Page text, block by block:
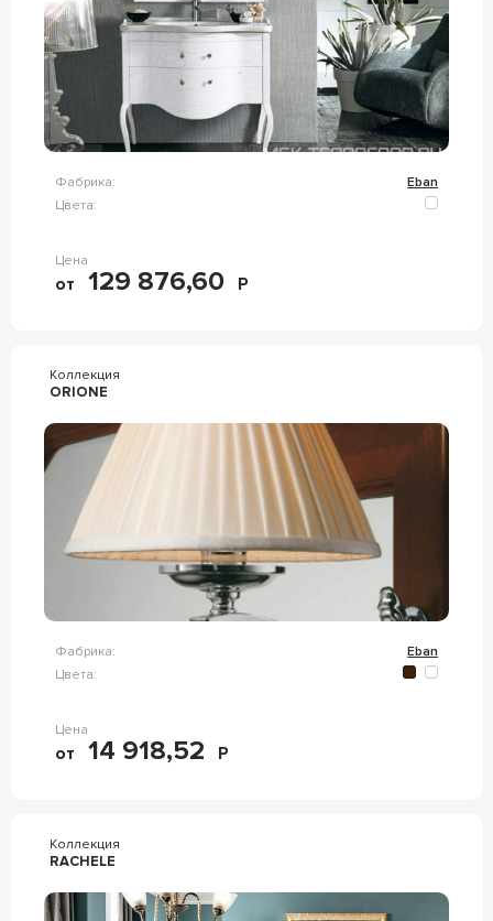
Фабрика:
Eban
Цвета:
Цена
от 129 876,60 Р
Коллекция
ORIONE
Фабрика:
Eban
Цвета:
Цена
от 14 918,52 Р
Коллекция
RACHELE